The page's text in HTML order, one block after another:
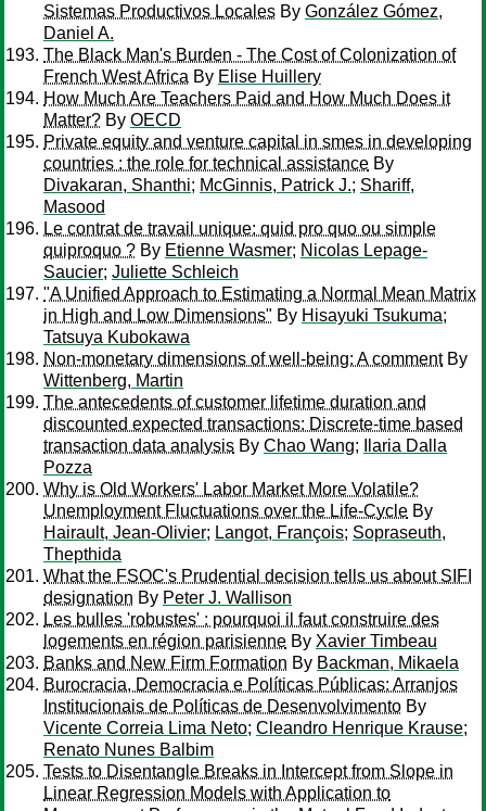
Sistemas Productivos Locales By González Gómez,
Daniel A.
The Black Man's Burden - The Cost of Colonization of
French West Africa By Elise Huillery
How Much Are Teachers Paid and How Much Does it
Matter? By OECD
Private equity and venture capital in smes in developing
countries : the role for technical assistance By
Divakaran, Shanthi; McGinnis, Patrick J.; Shariff,
Masood
Le contrat de travail unique: quid pro quo ou simple
quiproquo ? By Etienne Wasmer; Nicolas Lepage-
Saucier; Juliette Schleich
"A Unified Approach to Estimating a Normal Mean Matrix
in High and Low Dimensions" By Hisayuki Tsukuma;
Tatsuya Kubokawa
Non-monetary dimensions of well-being: A commentBy
Wittenberg, Martin
The antecedents of customer lifetime duration and
discounted expected transactions: Discrete-time based
transaction data analysis By Chao Wang;
Ilaria Dalla
Pozza
Why is Old Workers' Labor Market More Volatile?
Unemployment Fluctuations over the Life-Cycle By
Hairault, Jean-Olivier; Langot, François; Sopraseuth,
Thepthida
What the FSOC's Prudential decision tells us about SIFI
designation By Peter J. Wallison
Les bulles 'robustes' : pourquoi il faut construire des
logements en région parisienne By Xavier Timbeau
Banks and New Firm Formation By Backman, Mikaela
Burocracia, Democracia e Políticas Públicas: Arranjos
Institucionais de Políticas de Desenvolvimento By
Vicente Correia Lima Neto; Cleandro Henrique Krause;
Renato Nunes Balbim
Tests to Disentangle Breaks in Intercept from Slope in
Linear Regression Models with Application to